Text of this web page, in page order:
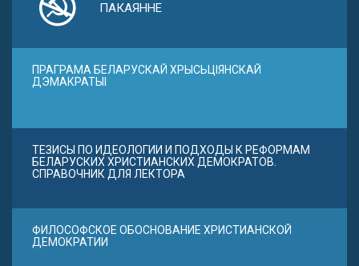
ПАКАЯННЕ
ПРАГРАМА БЕЛАРУСКАЙ ХРЫСЬЦІЯНСКАЙ
ДЭМАКРАТЫІ
ТЕЗИСЫ ПО ИДЕОЛОГИИ И ПОДХОДЫ К РЕФОРМАМ
БЕЛАРУСКИХ ХРИСТИАНСКИХ ДЕМОКРАТОВ.
СПРАВОЧНИК ДЛЯ ЛЕКТОРА
ФИЛОСОФСКОЕ ОБОСНОВАНИЕ ХРИСТИАНСКОЙ
ДЕМОКРАТИИ